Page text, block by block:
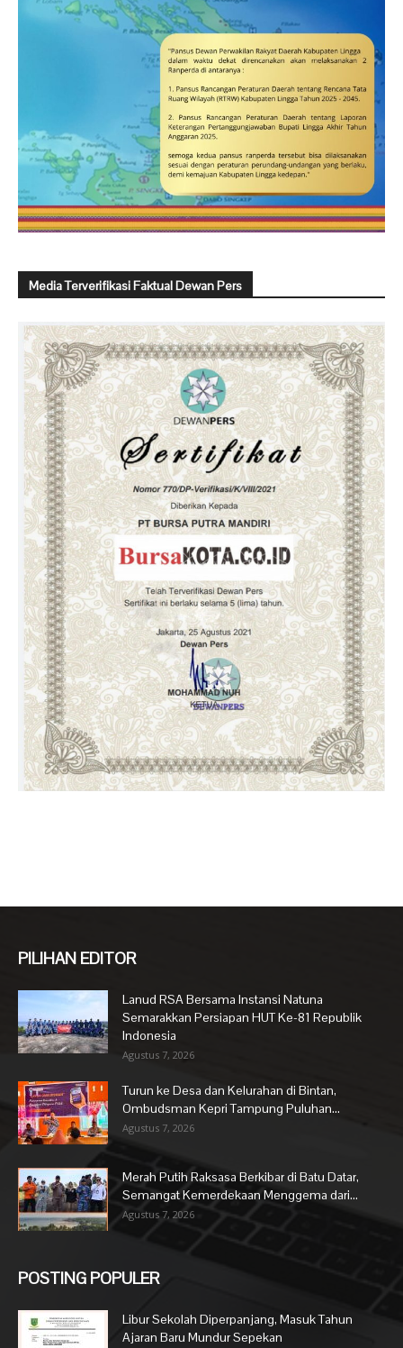
Media Terverifikasi Faktual Dewan Pers
PILIHAN EDITOR
Lanud RSA Bersama Instansi Natuna
Semarakkan Persiapan HUT Ke-81 Republik
Indonesia
Agustus 7, 2026
Turun ke Desa dan Kelurahan di Bintan,
Ombudsman Kepri Tampung Puluhan...
Agustus 7, 2026
Merah Putih Raksasa Berkibar di Batu Datar,
Semangat Kemerdekaan Menggema dari...
Agustus 7, 2026
POSTING POPULER
Libur Sekolah Diperpanjang, Masuk Tahun
Ajaran Baru Mundur Sepekan